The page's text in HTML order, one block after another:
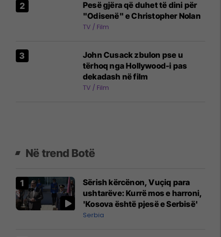
Pesë gjëra që duhet të dini për
"Odisenë" e Christopher Nolan
TV / Film
John Cusack zbulon pse u
tërhoq nga Hollywood-i pas
dekadash në film
TV / Film
Në trend Botë
Sërish kërcënon, Vuçiq para
ushtarëve: Kurrë mos e harroni,
'Kosova është pjesë e Serbisë'
Serbia